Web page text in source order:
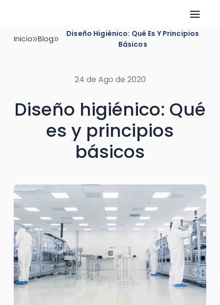
Inicio»Blog»
Diseño Higiénico: Qué Es Y Principios
Básicos
24 de Ago de 2020
Diseño higiénico: Qué
es y principios
básicos